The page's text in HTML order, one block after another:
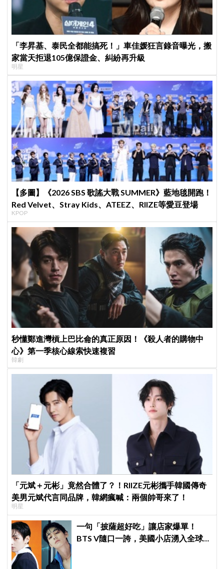
「李昇基、泰民全都能搞死！」車佳媛狂言錄音曝光，搬
家當天拒退105億保證金、糾紛再升級
明星
【多圖】《2026 SBS 歌謠大戰 SUMMER》藍地毯開跑！
Red Velvet、Stray Kids、ATEEZ、RIIZE等愛豆登場
KPOP
秒懂鄭進灣槓上巴比侖的真正原因！《殺人者的購物中
心》第一季核心線索快速複習
韓劇
「元斌＋元彬」竟然合體了？！RIIZE元彬攜手韓國傳奇
美男元斌代言同品牌，韓網瘋喊：兩個帥哥來了！
明星
一句「披薩超好吃」讓店家爆單！
BTS V隨口一誇，美國小店湧入全球